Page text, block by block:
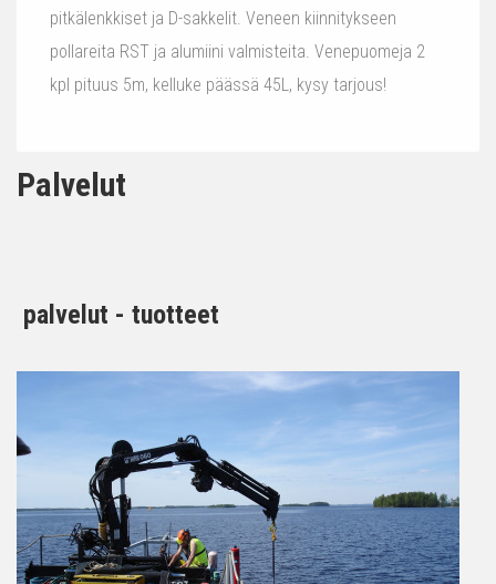
pitkälenkkiset ja D-sakkelit. Veneen kiinnitykseen
pollareita RST ja alumiini valmisteita. Venepuomeja 2
kpl pituus 5m, kelluke päässä 45L, kysy tarjous!
Palvelut
palvelut - tuotteet